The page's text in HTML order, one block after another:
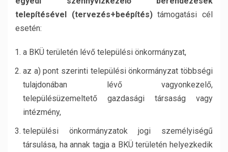
telepítésével (tervezés+beépítés)támogatási cél
esetén:
a BKÜ területén lévő települési önkormányzat,
az a) pont szerinti települési önkormányzat többségi
tulajdonában lévő vagyonkezelő,
településüzemeltető gazdasági társaság vagy
intézmény,
települési önkormányzatok jogi személyiségű
társulása, ha annak tagja a BKÜ területén helyezkedik